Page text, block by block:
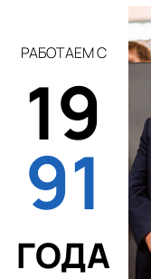
РАБОТАЕМ С
19
91
ГОДА